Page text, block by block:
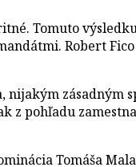
Tomuto
Robert
zásadným
z pohľadu
Tomáša